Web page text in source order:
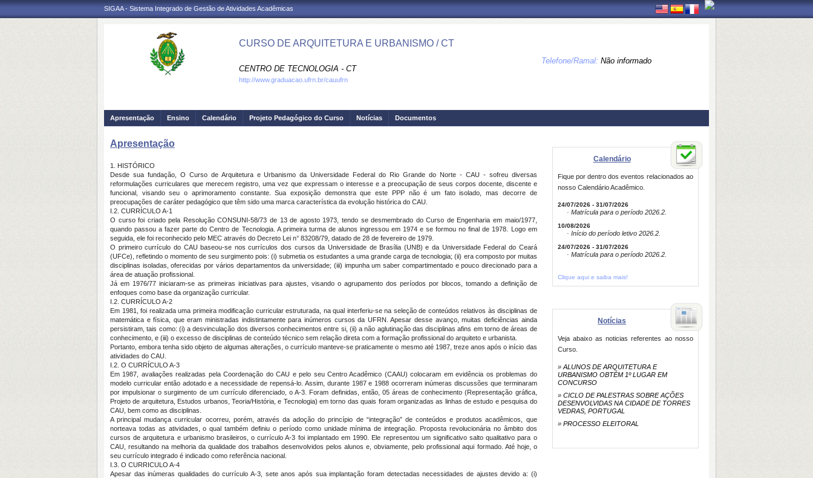
SIGAA - Sistema Integrado de Gestão de Atividades Acadêmicas
CURSO DE ARQUITETURA E URBANISMO / CT
CENTRO DE TECNOLOGIA - CT
Telefone/Ramal: Não informado
http://www.graduacao.ufrn.br/cauufrn
Apresentação Ensino Calendário Projeto Pedagógico do Curso Notícias Documentos
Apresentação
1. HISTÓRICO
Desde sua fundação, O Curso de Arquitetura e Urbanismo da Universidade Federal do Rio Grande do Norte - CAU - sofreu diversas
reformulações curriculares que merecem registro, uma vez que expressam o interesse e a preocupação de seus corpos docente, discente e
funcional, visando seu o aprimoramento constante. Sua exposição demonstra que este PPP não é um fato isolado, mas decorre de
preocupações de caráter pedagógico que têm sido uma marca característica da evolução histórica do CAU.
I.2. CURRÍCULO A-1
O curso foi criado pela Resolução CONSUNI-58/73 de 13 de agosto 1973, tendo se desmembrado do Curso de Engenharia em maio/1977,
quando passou a fazer parte do Centro de Tecnologia. A primeira turma de alunos ingressou em 1974 e se formou no final de 1978. Logo em
seguida, ele foi reconhecido pelo MEC através do Decreto Lei n° 83208/79, datado de 28 de fevereiro de 1979.
O primeiro currículo do CAU baseou-se nos currículos dos cursos da Universidade de Brasília (UNB) e da Universidade Federal do Ceará
(UFCe), refletindo o momento de seu surgimento pois: (i) submetia os estudantes a uma grande carga de tecnologia; (ii) era composto por muitas
disciplinas isoladas, oferecidas por vários departamentos da universidade; (iii) impunha um saber compartimentado e pouco direcionado para a
área de atuação profissional.
Já em 1976/77 iniciaram-se as primeiras iniciativas para ajustes, visando o agrupamento dos períodos por blocos, tomando a definição de
enfoques como base da organização curricular.
I.2. CURRÍCULO A-2
Em 1981, foi realizada uma primeira modificação curricular estruturada, na qual interferiu-se na seleção de conteúdos relativos às disciplinas de
matemática e física, que eram ministradas indistintamente para inúmeros cursos da UFRN. Apesar desse avanço, muitas deficiências ainda
persistiram, tais como: (i) a desvinculação dos diversos conhecimentos entre si, (ii) a não aglutinação das disciplinas afins em torno de áreas de
conhecimento, e (iii) o excesso de disciplinas de conteúdo técnico sem relação direta com a formação profissional do arquiteto e urbanista.
Portanto, embora tenha sido objeto de algumas alterações, o currículo manteve-se praticamente o mesmo até 1987, treze anos após o início das
atividades do CAU.
I.2. O CURRÍCULO A-3
Em 1987, avaliações realizadas pela Coordenação do CAU e pelo seu Centro Acadêmico (CAAU) colocaram em evidência os problemas do
modelo curricular então adotado e a necessidade de repensá-lo. Assim, durante 1987 e 1988 ocorreram inúmeras discussões que terminaram
por impulsionar o surgimento de um currículo diferenciado, o A-3. Foram definidas, então, 05 áreas de conhecimento (Representação gráfica,
Projeto de arquitetura, Estudos urbanos, Teoria/História, e Tecnologia) em torno das quais foram organizadas as linhas de estudo e pesquisa do
CAU, bem como as disciplinas.
A principal mudança curricular ocorreu, porém, através da adoção do princípio de “integração” de conteúdos e produtos acadêmicos, que
norteava todas as atividades, o qual também definiu o período como unidade mínima de integração. Proposta revolucionária no âmbito dos
cursos de arquitetura e urbanismo brasileiros, o currículo A-3 foi implantado em 1990. Ele representou um significativo salto qualitativo para o
CAU, resultando na melhoria da qualidade dos trabalhos desenvolvidos pelos alunos e, obviamente, pelo profissional aqui formado. Até hoje, o
seu currículo integrado é indicado como referência nacional.
I.3. O CURRICULO A-4
Apesar das inúmeras qualidades do currículo A-3, sete anos após sua implantação foram detectadas necessidades de ajustes devido a: (i)
Calendário
Fique por dentro dos eventos relacionados ao
nosso Calendário Acadêmico.
24/07/2026 - 31/07/2026
· Matrícula para o período 2026.2.
10/08/2026
· Início do período letivo 2026.2.
24/07/2026 - 31/07/2026
· Matrícula para o período 2026.2.
Clique aqui e saiba mais!
Notícias
Veja abaixo as noticias referentes ao nosso
Curso.
» ALUNOS DE ARQUITETURA E
URBANISMO OBTÉM 1º LUGAR EM
CONCURSO
» CICLO DE PALESTRAS SOBRE AÇÕES
DESENVOLVIDAS NA CIDADE DE TORRES
VEDRAS, PORTUGAL
» PROCESSO ELEITORAL